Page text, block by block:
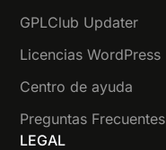
GPLClub Updater
Licencias WordPress
Centro de ayuda
Preguntas Frecuentes
LEGAL